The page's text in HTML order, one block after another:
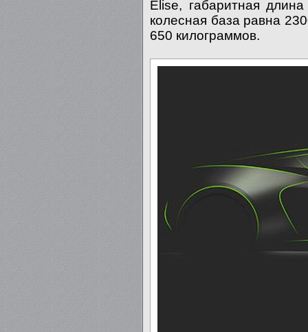
Elise, габаритная
колесная база равна
650 килограммов.